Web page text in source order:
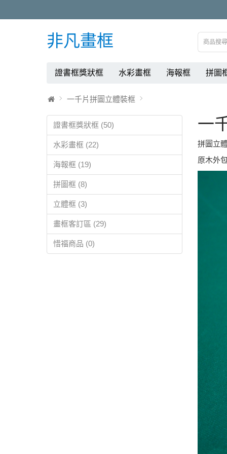
非凡畫框
證書框獎狀框 水彩畫框 海報框 拼圖
一千片拼圖立體裝框
證書框獎狀框 (50)
水彩畫框 (22)
海報框 (19)
拼圖框 (8)
立體框 (3)
畫框客訂區 (29)
惜福商品 (0)
一
拼圖立
原木外